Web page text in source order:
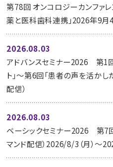
第78回 オンコロジーカンファ
薬と医科歯科連携」2026年9月4
2026.08.03
アドバンスセミナー2026 第1
ト」～第6回「患者の声を活かし
配信）
2026.08.03
ベーシックセミナー2026 第7
マンド配信）2026/8/3（月）～